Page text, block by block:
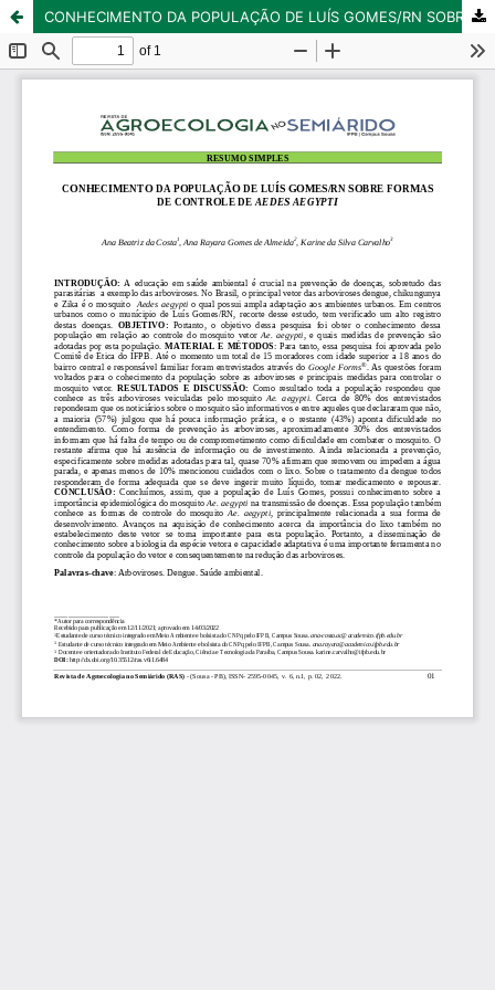
CONHECIMENTO DA POPULAÇÃO DE LUÍS GOMES/RN SOBRE FORMAS DE CONTROLE DE AEDES AEGYPTI